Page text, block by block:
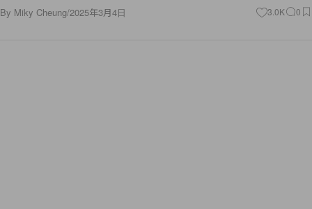
By Miky Cheung/2025年3月4日 3.0K 0